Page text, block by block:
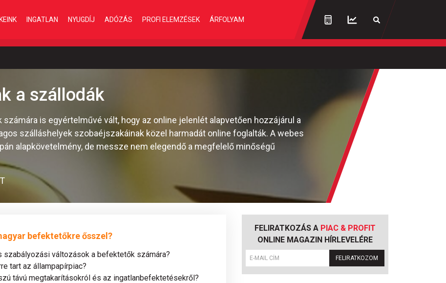
INGATLAN NYUGDÍJ ADÓZÁS PROFI ELEMZÉSEK ÁRFOLYAM
a szállodák
is egyértelművé vált, hogy az online jelenlét alapvetően hozzájárul a
szálláshelyek szobaéjszakáinak közel harmadát online foglalták. A webes
alapkövetelmény, de messze nem elegendő a megfelelő minőségű
befektetőkre ősszel?
szabályozási változások a befektetők számára?
tart az állampapírpiac?
távú megtakarításokról és az ingatlanbefektetésekről?
FELIRATKOZÁS A PIAC & PROFIT
ONLINE MAGAZIN HÍRLEVELÉRE
FELIRATKOZOM